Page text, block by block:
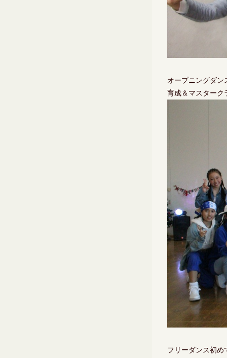
オープニングダン
育成＆マスターク
フリーダンス初め